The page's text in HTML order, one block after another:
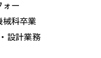
ォー
械科卒業
設計業務